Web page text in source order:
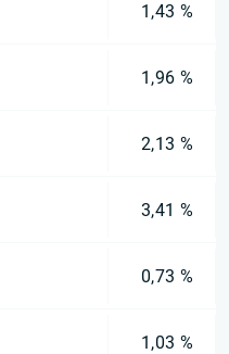
1,43 %
1,96 %
2,13 %
3,41 %
0,73 %
1,03 %